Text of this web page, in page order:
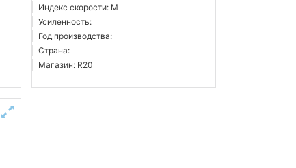
Индекс скорости: M
Усиленность:
Год производства:
Страна:
Магазин: R20